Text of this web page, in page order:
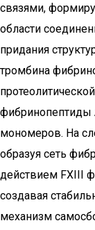
связями,
области
придания
тромбина
фибринопептиды
мономеров. На
образуя сеть
действием FXIII
создавая
механизм